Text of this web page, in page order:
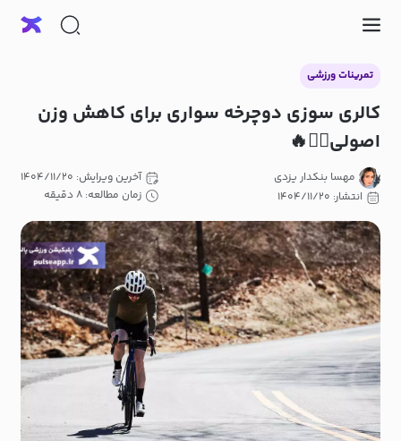
تمرینات ورزشی
کالری سوزی دوچرخه سواری برای کاهش وزن
اصولی🚴‍♀️🔥
مهسا بنکدار یزدی
انتشار: ۱۴۰۴/۱۱/۲۰
آخرین ویرایش: ۱۴۰۴/۱۱/۲۰
زمان مطالعه: ۸ دقیقه